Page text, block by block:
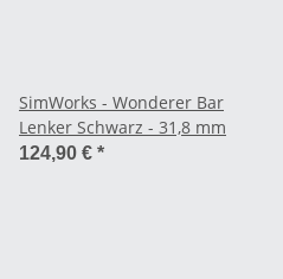
SimWorks - Wonderer Bar
Lenker Schwarz - 31,8 mm
124,90 € *